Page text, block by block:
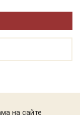
на сайте